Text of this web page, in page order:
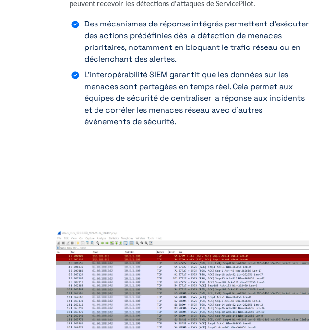
peuvent recevoir les détections d'attaques de ServicePilot.
Des mécanismes de réponse intégrés permettent d'exécuter
des actions prédéfinies dès la détection de menaces
prioritaires, notamment en bloquant le trafic réseau ou en
déclenchant des alertes.
L'interopérabilité SIEM garantit que les données sur les
menaces sont partagées en temps réel. Cela permet aux
équipes de sécurité de centraliser la réponse aux incidents
et de corréler les menaces réseau avec d'autres
événements de sécurité.